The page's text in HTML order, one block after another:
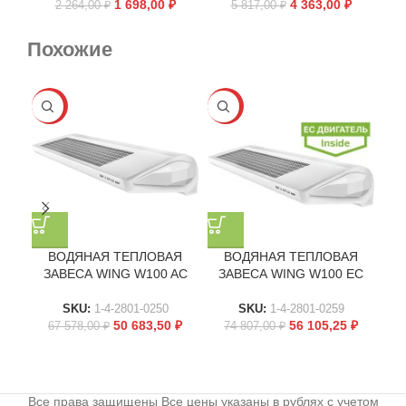
2 264,00₽ 1 698,00 ₽ 5 817,00₽ 4 363,00 ₽
Похожие
-25%
ВОДЯНАЯ ТЕПЛОВАЯ
ЗАВЕСА WING W100 AC
SKU: 1-4-2801-0250
67 578,00₽ 50 683,50 ₽
-25%
ВОДЯНАЯ ТЕПЛОВАЯ
ЗАВЕСА WING W100 EC
SKU: 1-4-2801-0259
74 807,00₽ 56 105,25 ₽
Все права защищены Все цены указаны в рублях с учетом